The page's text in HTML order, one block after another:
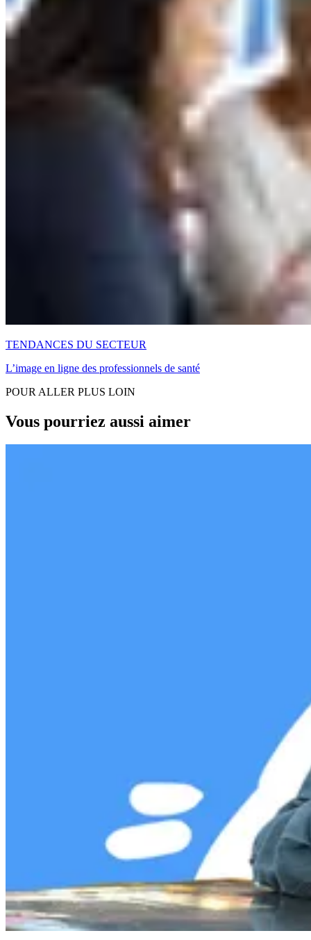
TENDANCES DU SECTEUR
L’image en ligne des professionnels de santé
POUR ALLER PLUS LOIN
Vous pourriez aussi aimer